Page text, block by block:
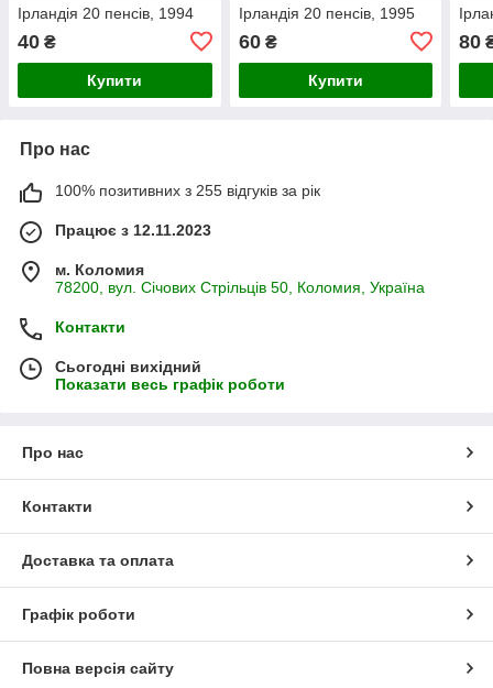
Ірландія 20 пенсів, 1994
40 ₴
Купити
Ірландія 20 пенсів, 1995
60₴
Купити
80
Про нас
100% позитивних з 255 відгуків за рік
Працює з 12.11.2023
м. Коломия
78200, вул. Січових Стрільців 50, Коломия, Україна
Контакти
Сьогодні вихідний
Показати весь графік роботи
Про нас
Контакти
Доставка та оплата
Графік роботи
Повна версія сайту